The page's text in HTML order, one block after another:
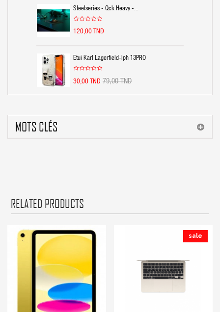
Steelseries - Qck Heavy -...
120,00 TND
Etui Karl Lagerfield-Iph 13PRO
30,00 TND 79,00 TND
MOTS CLÉS
RELATED PRODUCTS
sale